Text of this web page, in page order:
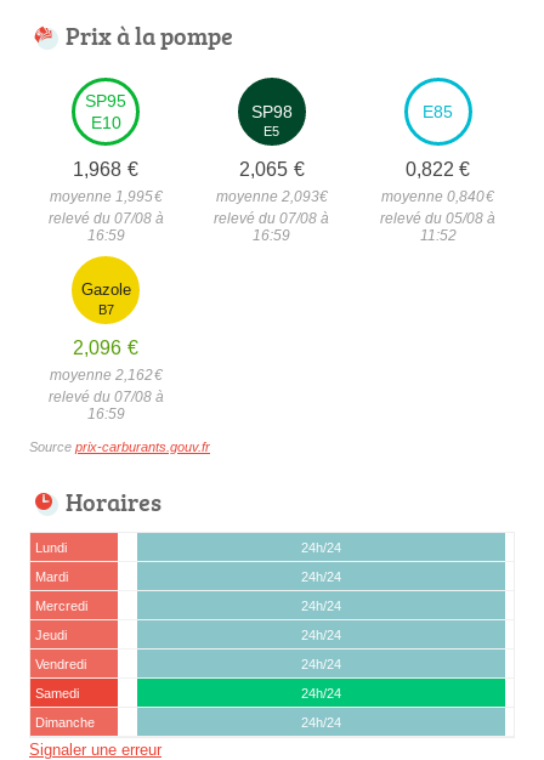
Prix à la pompe
SP95
E10
1,968 €
moyenne 1,995€
relevé du 07/08 à
16:59
SP98
E5
2,065 €
moyenne 2,093€
relevé du 07/08 à
16:59
E85
0,822 €
moyenne 0,840€
relevé du 05/08 à
11:52
Gazole
B7
2,096 €
moyenne 2,162€
relevé du 07/08 à
16:59
Source prix-carburants.gouv.fr
Horaires
Lundi
24h/24
Mardi
24h/24
Mercredi
24h/24
Jeudi
24h/24
Vendredi
24h/24
Samedi
24h/24
Dimanche
24h/24
Signaler une erreur